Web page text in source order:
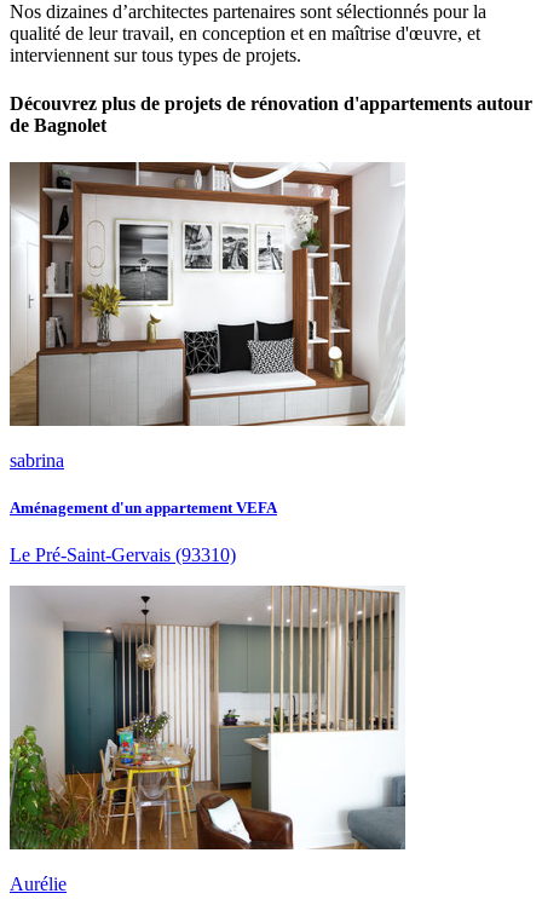
Nos dizaines d’architectes partenaires sont sélectionnés pour la
qualité de leur travail, en conception et en maîtrise d'œuvre, et
interviennent sur tous types de projets.
Découvrez plus de projets de rénovation d'appartements autour
de Bagnolet
sabrina
Aménagement d'un appartement VEFA
Le Pré-Saint-Gervais (93310)
Aurélie